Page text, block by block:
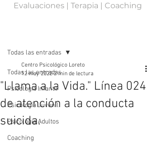
Evaluaciones | Terapia | Coaching
Todas las entradas
Psicología Infantil
Psicología Juvenil
Psicología Adultos
Coaching
Todas las entradas
"Llama a la Vida." Línea 024
de atención a la conducta
suicida.
Centro Psicológico Loreto
12 may 2022 2 min de lectura